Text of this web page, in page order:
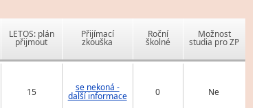
LETOS: plán
přijmout
Přijímací
zkouška
Roční
školné
Možnost
studia pro ZP
15 se nekoná -
další informace 0 Ne